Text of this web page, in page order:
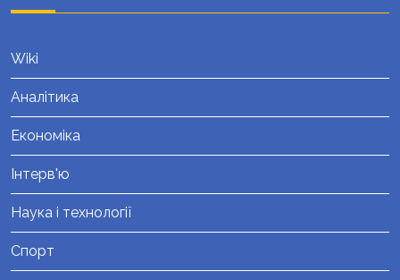
Wiki
Аналітика
Економіка
Інтерв'ю
Наука і технології
Спорт